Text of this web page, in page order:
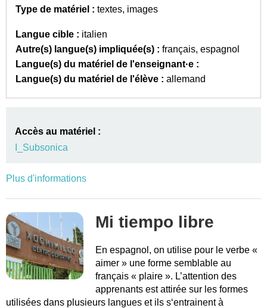
Type de matériel : textes images
Langue cible : italien
Autre(s) langue(s) impliquée(s) : français espagnol
Langue(s) du matériel de l'enseignant·e :
Langue(s) du matériel de l'élève : allemand
Accès au matériel :
I_Subsonica
Plus d'informations
Mi tiempo libre
En espagnol, on utilise pour le verbe «
aimer » une forme semblable au
français « plaire ». L’attention des
apprenants est attirée sur les formes
utilisées dans plusieurs langues et ils s‘entrainent à